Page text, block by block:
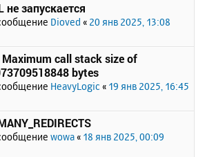
не запускается
Dioved « 20 янв 2025, 13:08
call stack size of
bytes
HeavyLogic « 19 янв 2025, 16:45
wowa « 18 янв 2025, 00:09